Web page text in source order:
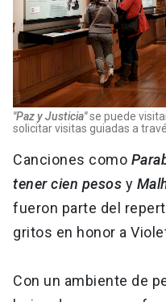
"Paz y Justicia"se puede
solicitar visitas guiadas a
Canciones como
tener cien pesos y
fueron parte del
gritos en honor a
Con un ambiente de